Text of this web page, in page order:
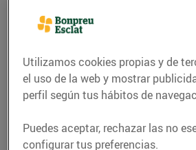
Consells per
compra
Utilizamos cookies propias y de
el uso de la web y mostrar
perfil según tus hábitos de
Puedes aceptar, rechazar las no
configurar tus preferencias.